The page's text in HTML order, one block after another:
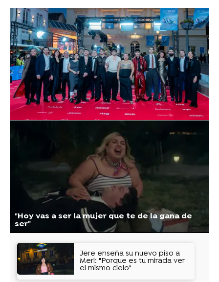
atresplayer
Atresplayer Premium » Mariliendre
Vídeos
"Hoy vas a ser la mujer que te de la gana de
ser"
Jere enseña su nuevo piso a
Meri: "Porque es tu mirada ver
el mismo cielo"